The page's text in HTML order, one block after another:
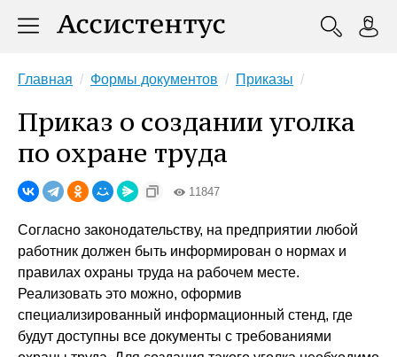
Главная Формы документов Приказы
Приказ о создании уголка
по охране труда
11847
Согласно законодательству, на предприятии любой
работник должен быть информирован о нормах и
правилах охраны труда на рабочем месте.
Реализовать это можно, оформив
специализированный информационный стенд, где
будут доступны все документы с требованиями